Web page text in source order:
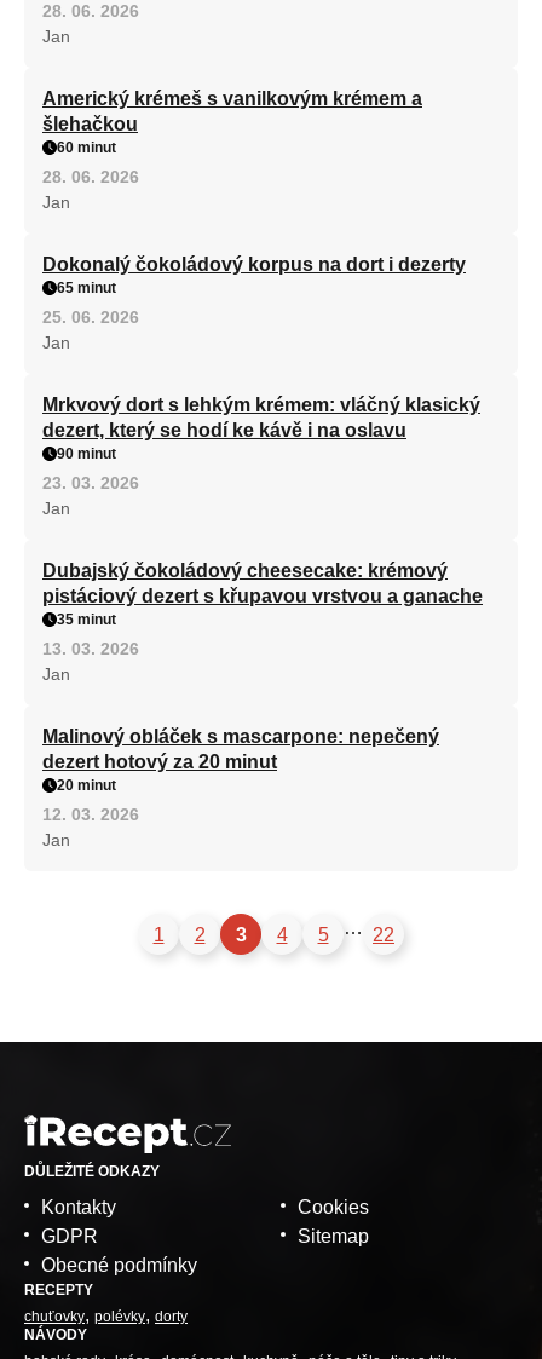
28. 06. 2026
Jan
Americký krémeš s vanilkovým krémem a
šlehačkou
60 minut
28. 06. 2026
Jan
Dokonalý čokoládový korpus na dort i dezerty
65 minut
25. 06. 2026
Jan
Mrkvový dort s lehkým krémem: vláčný klasický
dezert, který se hodí ke kávě i na oslavu
90 minut
23. 03. 2026
Jan
Dubajský čokoládový cheesecake: krémový
pistáciový dezert s křupavou vrstvou a ganache
35 minut
13. 03. 2026
Jan
Malinový obláček s mascarpone: nepečený
dezert hotový za 20 minut
20 minut
12. 03. 2026
Jan
1 2 3 4 5 … 22
DŮLEŽITÉ ODKAZY
Kontakty
GDPR
Obecné podmínky
Cookies
Sitemap
RECEPTY
chuťovky polévky dorty
NÁVODY